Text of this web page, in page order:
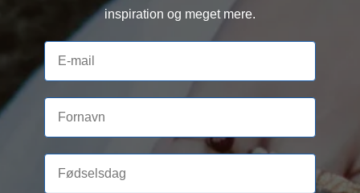
inspiration og meget mere.